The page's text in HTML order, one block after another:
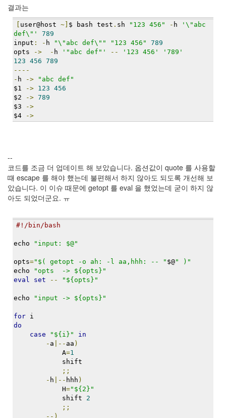
결과는
user@host ~] $ bash test . sh "123 456" - h
'\"abc
def\"'
789
input : - h "\"abc def\"" "123 456"
789
opts
-> - h '"abc def"' -- '123 456'
'789'
123 456 789
----
- h ->
"abc def"
$1
-> 123 456
$2
-> 789
$3
->
$4
->
--
코드를 조금 더 업데이트 해 보았습니다. 옵션값이 quote 를 사용할
떄 escape 를 해야 했는데 불편해서 하지 않아도 되도록 개선해 보
았습니다. 이 이슈 때문에 getopt 를 eval 을 했었는데 굳이 하지 않
아도 되었더군요. ㅠ
#!/bin/bash
echo "input: $@"
opts="$( getopt -o ah: -l aa,hhh: -- " $@" )"
echo
"opts  -> ${opts}"
eval
set -- "${opts}"
echo "input -> ${opts}"
for i
do
case
"${i}"
in
- a |-- aa )
A=1
shift
;;
- h |-- hhh )
H="${2}"
shift 2
;;
--)
3
Scuba
Diving
제
품
리
뷰
Recent
Posts
1.5V
Li-
ion
3800...
균
Daweikala
AA
Li-
1280...
1